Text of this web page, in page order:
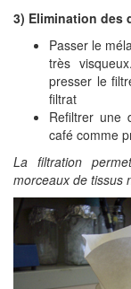
3) Elimination des
Passer le
très
presser le
filtrat
Refiltrer une
café comme
La filtration
morceaux de tissus